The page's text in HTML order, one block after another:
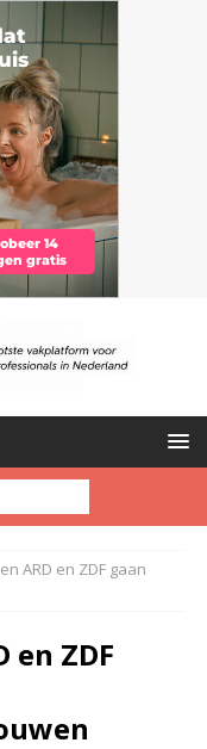
ARD en ZDF gaan
en ZDF